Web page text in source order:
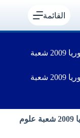
القائمة
التصحيح النموذجي لموضوع الرياضيات بكالوريا 2009 شعبة
التصحيح النموذجي لموضوع الرياضيات بكالوريا 2009 شعبة
التصحيح النموذجي لموضوع الرياضيات بكالوريا 2009 شعبة علوم